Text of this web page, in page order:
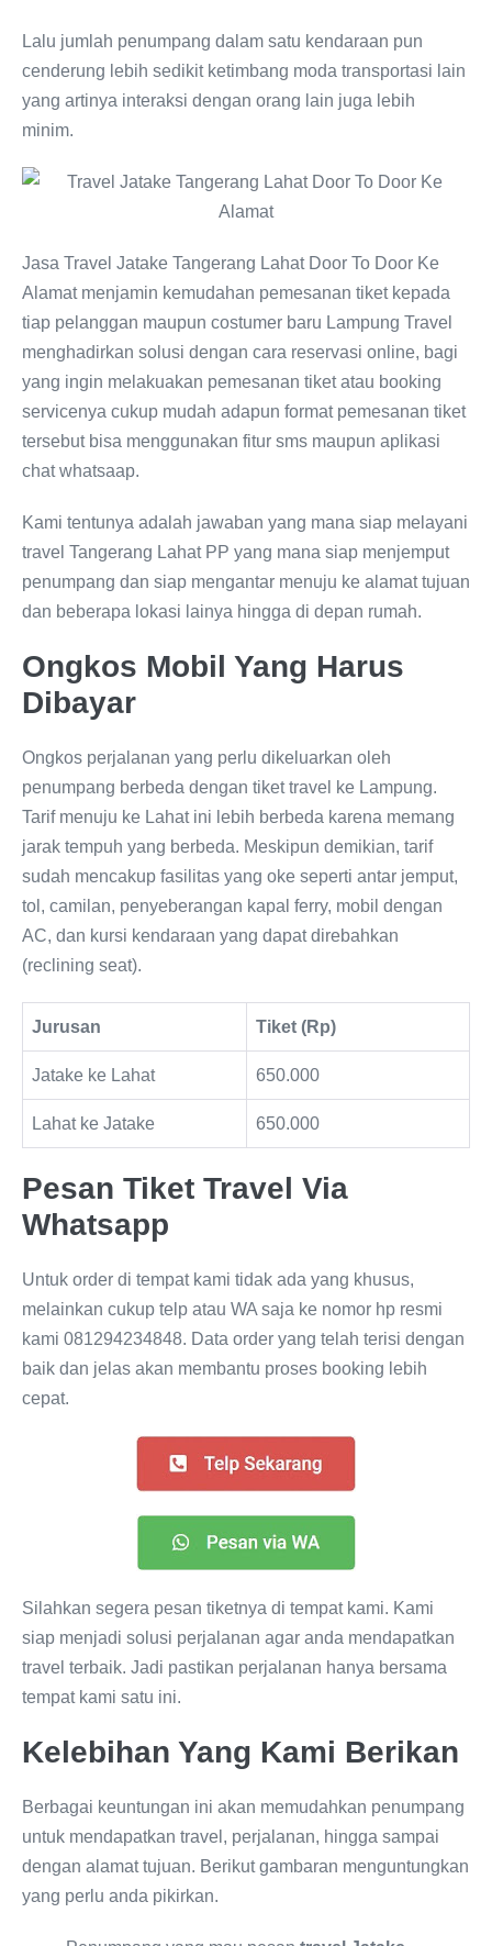
Lalu jumlah penumpang dalam satu kendaraan pun
cenderung lebih sedikit ketimbang moda transportasi lain
yang artinya interaksi dengan orang lain juga lebih
minim.
Jasa Travel Jatake Tangerang Lahat Door To Door Ke
Alamat menjamin kemudahan pemesanan tiket kepada
tiap pelanggan maupun costumer baru Lampung Travel
menghadirkan solusi dengan cara reservasi online, bagi
yang ingin melakuakan pemesanan tiket atau booking
servicenya cukup mudah adapun format pemesanan tiket
tersebut bisa menggunakan fitur sms maupun aplikasi
chat whatsaap.
Kami tentunya adalah jawaban yang mana siap melayani
travel Tangerang Lahat PP yang mana siap menjemput
penumpang dan siap mengantar menuju ke alamat tujuan
dan beberapa lokasi lainya hingga di depan rumah.
Ongkos Mobil Yang Harus
Dibayar
Ongkos perjalanan yang perlu dikeluarkan oleh
penumpang berbeda dengan tiket travel ke Lampung.
Tarif menuju ke Lahat ini lebih berbeda karena memang
jarak tempuh yang berbeda. Meskipun demikian, tarif
sudah mencakup fasilitas yang oke seperti antar jemput,
tol, camilan, penyeberangan kapal ferry, mobil dengan
AC, dan kursi kendaraan yang dapat direbahkan
(reclining seat).
Jurusan Tiket (Rp)
Jatake ke Lahat 650.000
Lahat ke Jatake 650.000
Pesan Tiket Travel Via
Whatsapp
Untuk order di tempat kami tidak ada yang khusus,
melainkan cukup telp atau WA saja ke nomor hp resmi
kami 081294234848. Data order yang telah terisi dengan
baik dan jelas akan membantu proses booking lebih
cepat.
Silahkan segera pesan tiketnya di tempat kami. Kami
siap menjadi solusi perjalanan agar anda mendapatkan
travel terbaik. Jadi pastikan perjalanan hanya bersama
tempat kami satu ini.
Kelebihan Yang Kami Berikan
Berbagai keuntungan ini akan memudahkan penumpang
untuk mendapatkan travel, perjalanan, hingga sampai
dengan alamat tujuan. Berikut gambaran menguntungkan
yang perlu anda pikirkan.